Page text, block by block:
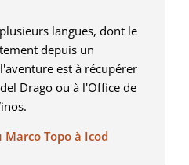
langues, dont le
depuis un
est à récupérer
Drago ou à l'Office de
Topo à Icod